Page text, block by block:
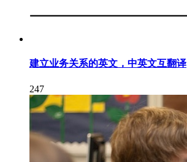
建立业务关系的英文，中英文互翻译
247